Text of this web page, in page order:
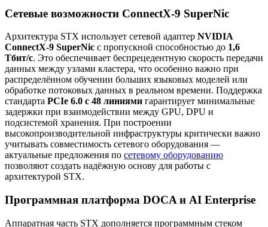
Сетевые возможности ConnectX-9 SuperNic
Архитектура STX использует сетевой адаптер NVIDIA
ConnectX-9 SuperNic с пропускной способностью до 1,6
Тбит/с. Это обеспечивает беспрецедентную скорость передачи
данных между узлами кластера, что особенно важно при
распределённом обучении больших языковых моделей или
обработке потоковых данных в реальном времени. Поддержка
стандарта PCIe 6.0 с 48 линиями гарантирует минимальные
задержки при взаимодействии между GPU, DPU и
подсистемой хранения. При построении
высокопроизводительной инфраструктуры критически важно
учитывать совместимость сетевого оборудования —
актуальные предложения по сетевому оборудованию
позволяют создать надёжную основу для работы с
архитектурой STX.
Программная платформа DOCA и AI Enterprise
Аппаратная часть STX дополняется программным стеком